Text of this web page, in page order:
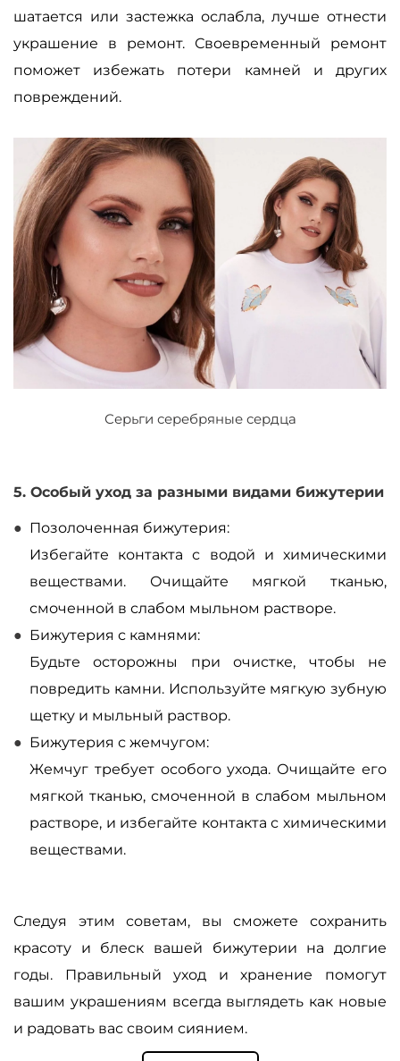
шатается или застежка ослабла, лучше отнести
украшение в ремонт. Своевременный ремонт
поможет избежать потери камней и других
повреждений.
Серьги серебряные сердца
5. Особый уход за разными видами бижутерии
Позолоченная бижутерия:
Избегайте контакта с водой и химическими
веществами. Очищайте мягкой тканью,
смоченной в слабом мыльном растворе.
Бижутерия с камнями:
Будьте осторожны при очистке, чтобы не
повредить камни. Используйте мягкую зубную
щетку и мыльный раствор.
Бижутерия с жемчугом:
Жемчуг требует особого ухода. Очищайте его
мягкой тканью, смоченной в слабом мыльном
растворе, и избегайте контакта с химическими
веществами.
Следуя этим советам, вы сможете сохранить
красоту и блеск вашей бижутерии на долгие
годы. Правильный уход и хранение помогут
вашим украшениям всегда выглядеть как новые
и радовать вас своим сиянием.